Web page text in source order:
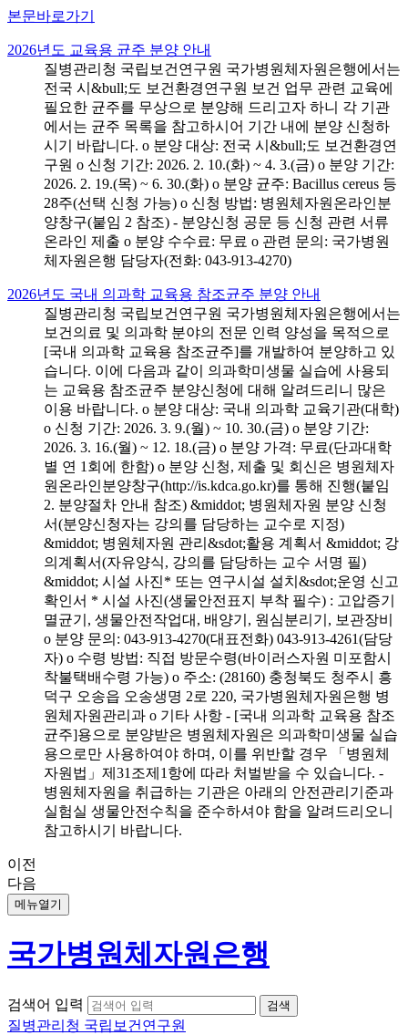
본문바로가기
2026년도 교육용 균주 분양 안내
질병관리청 국립보건연구원 국가병원체자원은행에서는
전국 시&bull;도 보건환경연구원 보건 업무 관련 교육에
필요한 균주를 무상으로 분양해 드리고자 하니 각 기관
에서는 균주 목록을 참고하시어 기간 내에 분양 신청하
시기 바랍니다. o 분양 대상: 전국 시&bull;도 보건환경연
구원 o 신청 기간: 2026. 2. 10.(화) ~ 4. 3.(금) o 분양 기간:
2026. 2. 19.(목) ~ 6. 30.(화) o 분양 균주: Bacillus cereus 등
28주(선택 신청 가능) o 신청 방법: 병원체자원온라인분
양창구(붙임 2 참조) - 분양신청 공문 등 신청 관련 서류
온라인 제출 o 분양 수수료: 무료 o 관련 문의: 국가병원
체자원은행 담당자(전화: 043-913-4270)
2026년도 국내 의과학 교육용 참조균주 분양 안내
질병관리청 국립보건연구원 국가병원체자원은행에서는
보건의료 및 의과학 분야의 전문 인력 양성을 목적으로
[국내 의과학 교육용 참조균주]를 개발하여 분양하고 있
습니다. 이에 다음과 같이 의과학미생물 실습에 사용되
는 교육용 참조균주 분양신청에 대해 알려드리니 많은
이용 바랍니다. o 분양 대상: 국내 의과학 교육기관(대학)
o 신청 기간: 2026. 3. 9.(월) ~ 10. 30.(금) o 분양 기간:
2026. 3. 16.(월) ~ 12. 18.(금) o 분양 가격: 무료(단과대학
별 연 1회에 한함) o 분양 신청, 제출 및 회신은 병원체자
원온라인분양창구(http://is.kdca.go.kr)를 통해 진행(붙임
2. 분양절차 안내 참조) &middot; 병원체자원 분양 신청
서(분양신청자는 강의를 담당하는 교수로 지정)
&middot; 병원체자원 관리&sdot;활용 계획서 &middot; 강
의계획서(자유양식, 강의를 담당하는 교수 서명 필)
&middot; 시설 사진* 또는 연구시설 설치&sdot;운영 신고
확인서 * 시설 사진(생물안전표지 부착 필수) : 고압증기
멸균기, 생물안전작업대, 배양기, 원심분리기, 보관장비
o 분양 문의: 043-913-4270(대표전화) 043-913-4261(담당
자) o 수령 방법: 직접 방문수령(바이러스자원 미포함시
착불택배수령 가능) o 주소: (28160) 충청북도 청주시 흥
덕구 오송읍 오송생명 2로 220, 국가병원체자원은행 병
원체자원관리과 o 기타 사항 - [국내 의과학 교육용 참조
균주]용으로 분양받은 병원체자원은 의과학미생물 실습
용으로만 사용하여야 하며, 이를 위반할 경우 「병원체
자원법」제31조제1항에 따라 처벌받을 수 있습니다. -
병원체자원을 취급하는 기관은 아래의 안전관리기준과
실험실 생물안전수칙을 준수하셔야 함을 알려드리오니
참고하시기 바랍니다.
이전
다음
메뉴열기
국가병원체자원은행
검색어 입력
질병관리청 국립보건연구원